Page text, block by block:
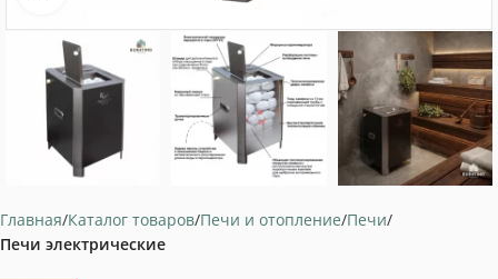
Главная Каталог товаров Печи и отопление Печи
Печи электрические